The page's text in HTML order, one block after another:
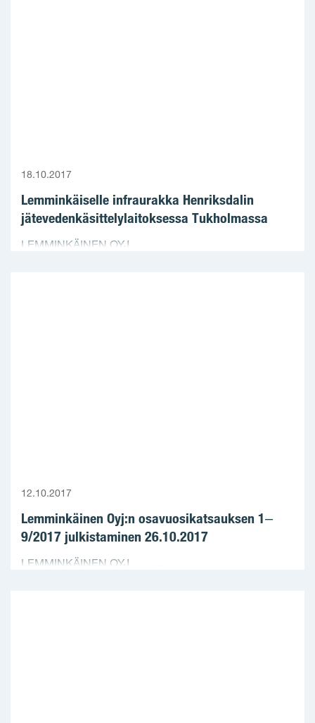
18.10.2017
Lemminkäiselle infraurakka Henriksdalin
jätevedenkäsittelylaitoksessa Tukholmassa
LEMMINKÄINEN OYJ ...
12.10.2017
Lemminkäinen Oyj:n osavuosikatsauksen 1‒
9/2017 julkistaminen 26.10.2017
LEMMINKÄINEN OYJ ...